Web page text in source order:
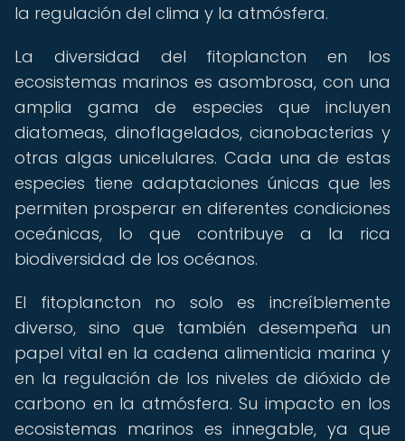
la regulación del clima y la atmósfera.
La diversidad del fitoplancton en los
ecosistemas marinos es asombrosa, con una
amplia gama de especies que incluyen
diatomeas, dinoflagelados, cianobacterias y
otras algas unicelulares. Cada una de estas
especies tiene adaptaciones únicas que les
permiten prosperar en diferentes condiciones
oceánicas, lo que contribuye a la rica
biodiversidad de los océanos.
El fitoplancton no solo es increíblemente
diverso, sino que también desempeña un
papel vital en la cadena alimenticia marina y
en la regulación de los niveles de dióxido de
carbono en la atmósfera. Su impacto en los
ecosistemas marinos es innegable, ya que